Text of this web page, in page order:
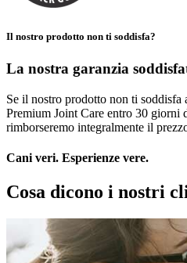
Il nostro prodotto non ti soddisfa?
La nostra garanzia
Se il nostro prodotto non ti
Premium Joint Care entro 30 giorni
rimborseremo integralmente il
Cani veri. Esperienze vere.
Cosa dicono i nostri